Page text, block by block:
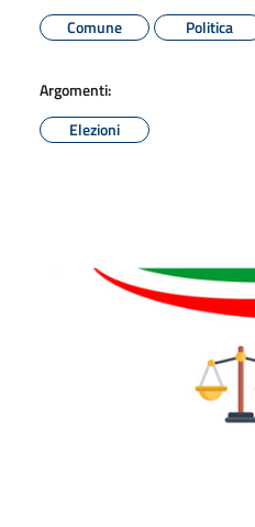
Comune
Politica
Argomenti:
Elezioni